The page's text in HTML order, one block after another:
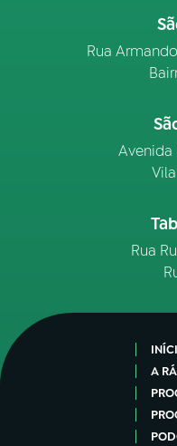
Rua
Avenida
Rua
A